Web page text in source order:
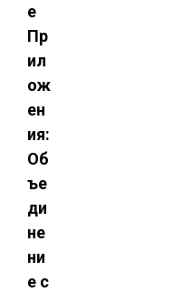
е
Пр
ил
ож
ен
ия:
Об
ъе
ди
не
ни
е с